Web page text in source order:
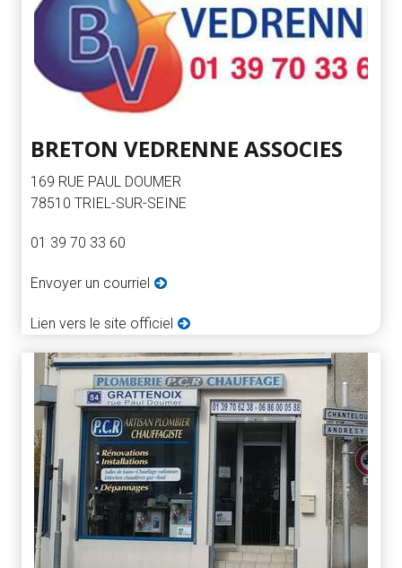
BRETON VEDRENNE ASSOCIES
169 RUE PAUL DOUMER
78510 TRIEL-SUR-SEINE
01 39 70 33 60
Envoyer un courriel
Lien vers le site officiel